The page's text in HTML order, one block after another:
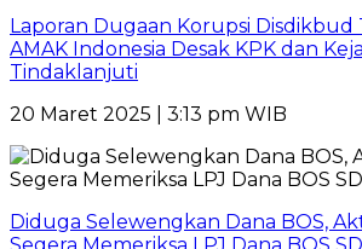
Laporan Dugaan Korupsi Disdikbud
AMAK Indonesia Desak KPK dan
Tindaklanjuti
20 Maret 2025 | 3:13 pm WIB
Diduga Selewengkan Dana BOS,
Segera Memeriksa LPJ Dana BOS